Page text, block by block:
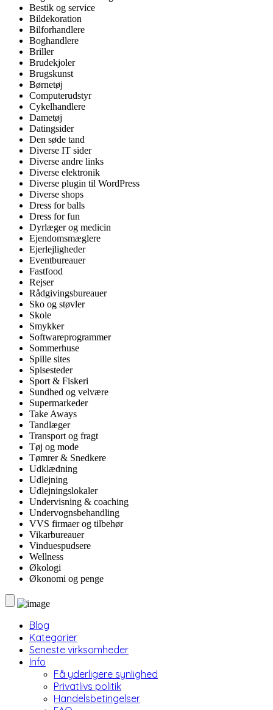
Bestik og service
Bildekoration
Bilforhandlere
Boghandlere
Briller
Brudekjoler
Brugskunst
Børnetøj
Computerudstyr
Cykelhandlere
Dametøj
Datingsider
Den søde tand
Diverse IT sider
Diverse andre links
Diverse elektronik
Diverse plugin til WordPress
Diverse shops
Dress for balls
Dress for fun
Dyrlæger og medicin
Ejendomsmæglere
Ejerlejligheder
Eventbureauer
Fastfood
Rejser
Rådgivingsbureauer
Sko og støvler
Skole
Smykker
Softwareprogrammer
Sommerhuse
Spille sites
Spisesteder
Sport & Fiskeri
Sundhed og velvære
Supermarkeder
Take Aways
Tandlæger
Transport og fragt
Tøj og mode
Tømrer & Snedkere
Udklædning
Udlejning
Udlejningslokaler
Undervisning & coaching
Undervognsbehandling
VVS firmaer og tilbehør
Vikarbureauer
Vinduespudsere
Wellness
Økologi
Økonomi og penge
Blog
Kategorier
Seneste virksomheder
Info
Få yderligere synlighed
Privatlivs politik
Handelsbetingelser